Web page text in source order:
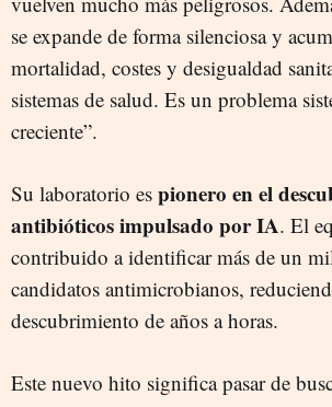
se expande de forma silenciosa y
mortalidad, costes y desigualdad
sistemas de salud. Es un problema
creciente”.
Su laboratorio es pionero en el
antibióticos impulsado por IA. El
contribuido a identificar más de un
candidatos antimicrobianos,
descubrimiento de años a horas.
Este nuevo hito significa pasar de